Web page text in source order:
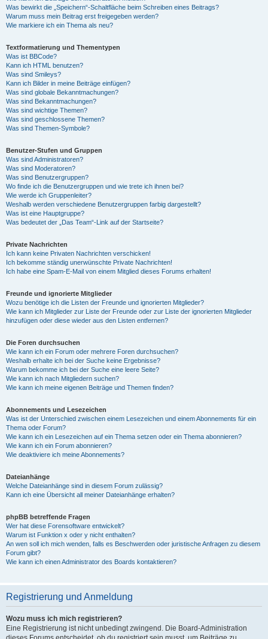
Was bewirkt die „Speichern“-Schaltfläche beim Schreiben eines Beitrags?
Warum muss mein Beitrag erst freigegeben werden?
Wie markiere ich ein Thema als neu?
Textformatierung und Thementypen
Was ist BBCode?
Kann ich HTML benutzen?
Was sind Smileys?
Kann ich Bilder in meine Beiträge einfügen?
Was sind globale Bekanntmachungen?
Was sind Bekanntmachungen?
Was sind wichtige Themen?
Was sind geschlossene Themen?
Was sind Themen-Symbole?
Benutzer-Stufen und Gruppen
Was sind Administratoren?
Was sind Moderatoren?
Was sind Benutzergruppen?
Wo finde ich die Benutzergruppen und wie trete ich ihnen bei?
Wie werde ich Gruppenleiter?
Weshalb werden verschiedene Benutzergruppen farbig dargestellt?
Was ist eine Hauptgruppe?
Was bedeutet der „Das Team“-Link auf der Startseite?
Private Nachrichten
Ich kann keine Privaten Nachrichten verschicken!
Ich bekomme ständig unerwünschte Private Nachrichten!
Ich habe eine Spam-E-Mail von einem Mitglied dieses Forums erhalten!
Freunde und ignorierte Mitglieder
Wozu benötige ich die Listen der Freunde und ignorierten Mitglieder?
Wie kann ich Mitglieder zur Liste der Freunde oder zur Liste der ignorierten Mitglieder
hinzufügen oder diese wieder aus den Listen entfernen?
Die Foren durchsuchen
Wie kann ich ein Forum oder mehrere Foren durchsuchen?
Weshalb erhalte ich bei der Suche keine Ergebnisse?
Warum bekomme ich bei der Suche eine leere Seite?
Wie kann ich nach Mitgliedern suchen?
Wie kann ich meine eigenen Beiträge und Themen finden?
Abonnements und Lesezeichen
Was ist der Unterschied zwischen einem Lesezeichen und einem Abonnements für ein
Thema oder Forum?
Wie kann ich ein Lesezeichen auf ein Thema setzen oder ein Thema abonnieren?
Wie kann ich ein Forum abonnieren?
Wie deaktiviere ich meine Abonnements?
Dateianhänge
Welche Dateianhänge sind in diesem Forum zulässig?
Kann ich eine Übersicht all meiner Dateianhänge erhalten?
phpBB betreffende Fragen
Wer hat diese Forensoftware entwickelt?
Warum ist Funktion x oder y nicht enthalten?
An wen soll ich mich wenden, falls es Beschwerden oder juristische Anfragen zu diesem
Forum gibt?
Wie kann ich einen Administrator des Boards kontaktieren?
Registrierung und Anmeldung
Wozu muss ich mich registrieren?
Eine Registrierung ist nicht unbedingt zwingend. Die Board-Administration